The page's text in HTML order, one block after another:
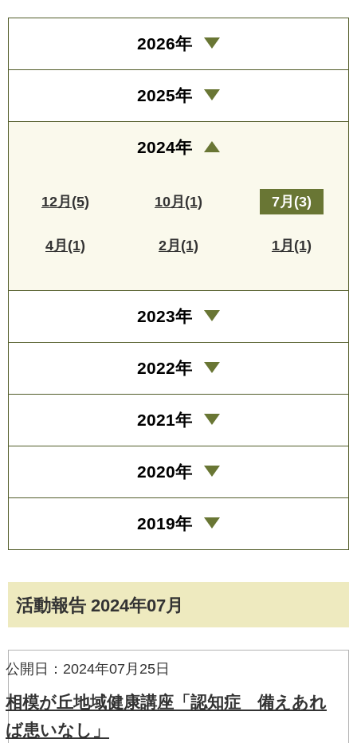
活動報告 2024年07月
公開日：2024年07月25日
相模が丘地域健康講座「認知症 備えあれ
ば患いなし」
2026年
2025年
2024年
12月(5) 10月(1) 7月(3)
4月(1) 2月(1) 1月(1)
2023年
2022年
2021年
2020年
2019年